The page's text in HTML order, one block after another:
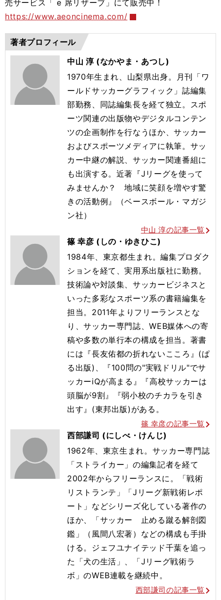
売サービス「 e 席リザーブ」にて販売中！
https://www.aeoncinema.com/
著者プロフィール
中山 淳 (なかやま・あつし)
1970年生まれ、山梨県出身。月刊「ワ
ールドサッカーグラフィック」誌編集
部勤務、同誌編集長を経て独立。スポ
ーツ関連の出版物やデジタルコンテン
ツの企画制作を行なうほか、サッカー
およびスポーツメディアに執筆。サッ
カー中継の解説、サッカー関連番組に
も出演する。 近著『Jリーグを使って
みませんか？ 地域に笑顔を増やす驚
きの活動例』（ベースボール・マガジ
ン社）
中山 淳の記事一覧
篠 幸彦 (しの・ゆきひこ)
1984年、東京都生まれ。編集プロダク
ションを経て、実用系出版社に勤務。
技術論や対談集、サッカービジネスと
いった多彩なスポーツ系の書籍編集を
担当。2011年よりフリーランスとな
り、サッカー専門誌、WEB媒体への寄
稿や多数の単行本の構成を担当。著書
には『長友佑都の折れないこころ』(ぱ
る出版)、『100問の"実戦ドリル"でサ
ッカーiQが高まる』『高校サッカーは
頭脳が9割』『弱小校のチカラを引き
出す』(東邦出版)がある。
篠 幸彦の記事一覧
西部謙司 (にしべ・けんじ)
1962年、東京生まれ。サッカー専門誌
「ストライカー」の編集記者を経て
2002年からフリーランスに。「戦術
リストランテ」「Jリーグ新戦術レポ
ート」などシリーズ化している著作の
ほか、「サッカー 止める蹴る解剖図
鑑」（風間八宏著）などの構成も手掛
ける。ジェフユナイテッド千葉を追っ
た「犬の生活」、「Jリーグ戦術ラ
ボ」のWEB連載を継続中。
西部謙司の記事一覧